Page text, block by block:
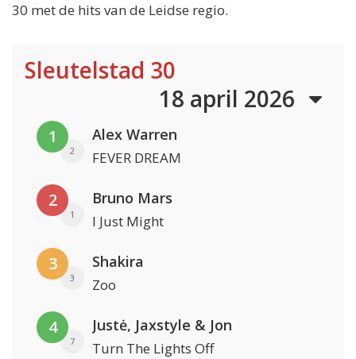
30 met de hits van de Leidse regio.
Sleutelstad 30
18 april 2026
1
2
Alex Warren
FEVER DREAM
2
1
Bruno Mars
I Just Might
3
3
Shakira
Zoo
4
7
Justė, Jaxstyle & Jon
Turn The Lights Off